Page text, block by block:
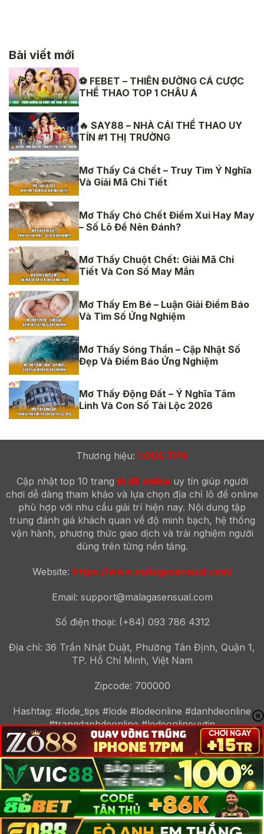
Bài viết mới
⚽ FEBET – THIÊN ĐƯỜNG CÁ CƯỢC
THỂ THAO TOP 1 CHÂU Á
🔥 SAY88 – NHÀ CÁI THỂ THAO UY
TÍN #1 THỊ TRƯỜNG
Mơ Thấy Cá Chết – Truy Tìm Ý Nghĩa
Và Giải Mã Chi Tiết
Mơ Thấy Chó Chết Điềm Xui Hay May
– Số Lô Đề Nên Đánh?
Mơ Thấy Chuột Chết: Giải Mã Chi
Tiết Và Con Số May Mắn
Mơ Thấy Em Bé – Luận Giải Điềm Báo
Và Tìm Số Ứng Nghiệm
Mơ Thấy Sóng Thần – Cập Nhật Số
Đẹp Và Điềm Báo Ứng Nghiệm
Mơ Thấy Động Đất – Ý Nghĩa Tâm
Linh Và Con Số Tài Lộc 2026
Thương hiệu: LODE.TIPS
Cập nhật top 10 trang lô đề onlineuy tín giúp người
chơi dễ dàng tham khảo và lựa chọn địa chỉ lô đề online
phù hợp với nhu cầu giải trí hiện nay. Nội dung tập
trung đánh giá khách quan về độ minh bạch, hệ thống
vận hành, phương thức giao dịch và trải nghiệm người
dùng trên từng nền tảng.
Website: https://www.malagasensual.com/
Email: support@malagasensual.com
Số điện thoại: (+84) 093 786 4312
Địa chỉ: 36 Trần Nhật Duật, Phường Tân Định, Quận 1,
TP. Hồ Chí Minh, Việt Nam
Zipcode: 700000
Hashtag: #lode_tips #lode #lodeonline #danhdeonline
#trangdanhdeonline #lodeonlineuytin
Giới thiệu Chính sách bảo mậtĐiều khoản